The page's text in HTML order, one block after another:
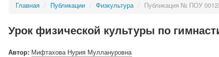
Главная / Публикации / Физкультура / Публикация № ПОУ
Урок физической культуры по
Автор: Мифтахова Нурия Муллануровна